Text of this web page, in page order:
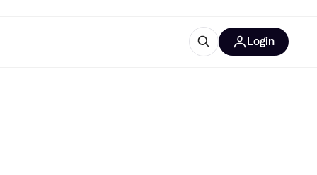
Login